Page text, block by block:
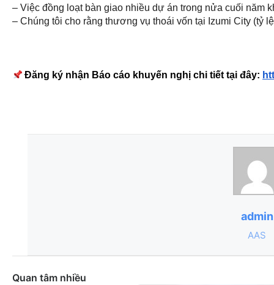
– Việc đồng loạt bàn giao nhiều dự án trong nửa cuối năm
– Chúng tôi cho rằng thương vụ thoái vốn tại Izumi City (tỷ
Đăng ký nhận Báo cáo khuyến nghị chi tiết tại đây:
admin
AAS
Quan tâm nhiều